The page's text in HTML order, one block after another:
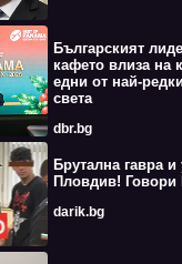
Българският
кафето влиза на
едни от най-
света
dbr.bg
Брутална гавра и
Пловдив! Говори
darik.bg